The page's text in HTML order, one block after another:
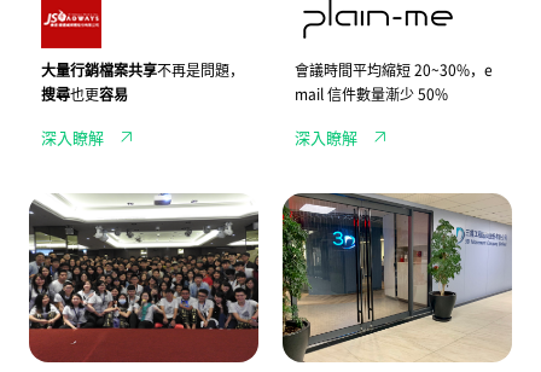
指
標
傑
思
德
用
企
業
通
訊
軟
體，
提
升
大量行銷檔案共享不再是問題，
搜尋也更容易
深入瞭解
導
入
企
通
體
J
A
N
D
I
超
前
實
會議時間平均縮短 20~30%，e
mail 信件數量漸少 50%
深入瞭解
國
際
學
生
領
導
組
織
A
工
程
顧
問
如
何
具
體
掌